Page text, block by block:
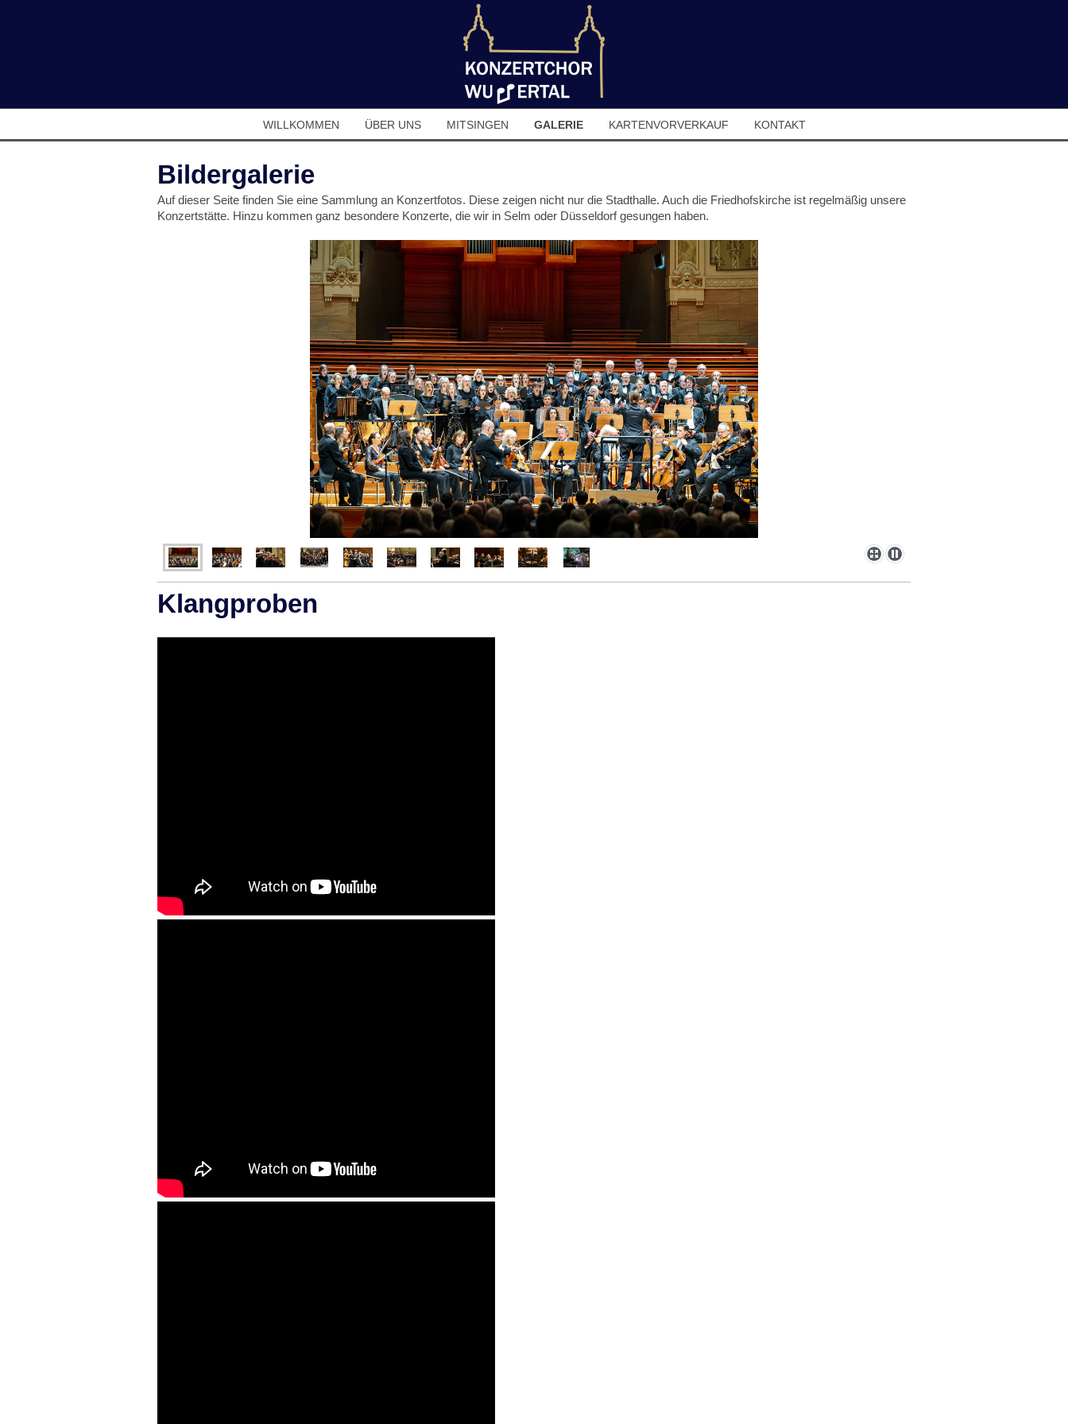
WILLKOMMEN ÜBER UNS MITSINGEN GALERIE KARTENVORVERKAUF KONTAKT
Bildergalerie
Auf dieser Seite finden Sie eine Sammlung an Konzertfotos. Diese zeigen nicht nur die Stadthalle. Auch die Friedhofskirche ist regelmäßig unsere
Konzertstätte. Hinzu kommen ganz besondere Konzerte, die wir in Selm oder Düsseldorf gesungen haben.
Klangproben